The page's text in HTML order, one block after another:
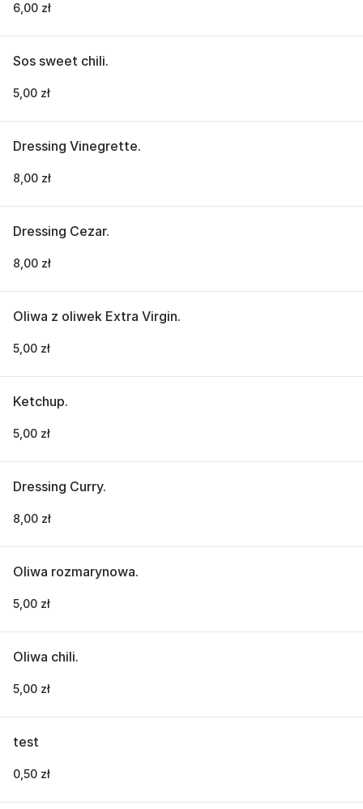
6,00 zł
Sos sweet chili.
5,00 zł
Dressing Vinegrette.
8,00 zł
Dressing Cezar.
8,00 zł
Oliwa z oliwek Extra Virgin.
5,00 zł
Ketchup.
5,00 zł
Dressing Curry.
8,00 zł
Oliwa rozmarynowa.
5,00 zł
Oliwa chili.
5,00 zł
test
0,50 zł